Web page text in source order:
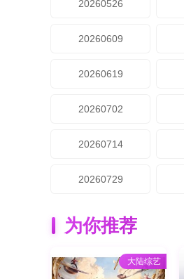
20260526
20260609
20260619
20260702
20260714
20260729
为你推荐
大陆综艺